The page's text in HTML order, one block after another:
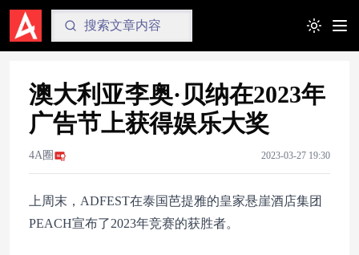
Toggle
澳大利亚李奥·贝纳在2023年
广告节上获得娱乐大奖
4A圈 2023-03-27 19:30
上周末，ADFEST在泰国芭提雅的皇家悬崖酒店集团
PEACH宣布了2023年竞赛的获胜者。